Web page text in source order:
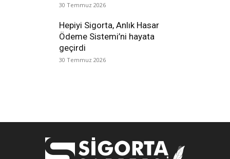
30 Temmuz 2026
Hepiyi Sigorta, Anlık Hasar
Ödeme Sistemi’ni hayata
geçirdi
30 Temmuz 2026